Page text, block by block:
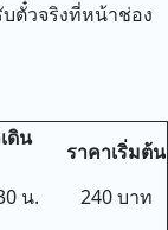
ตั๋วจริงที่หน้าช่อง
ดิน
ราคาเริ่มต้น
น.
240 บาท